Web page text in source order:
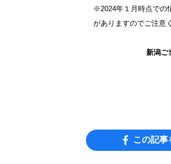
※2024年１月時点での
がありますのでご注意
新潟ご
この記事